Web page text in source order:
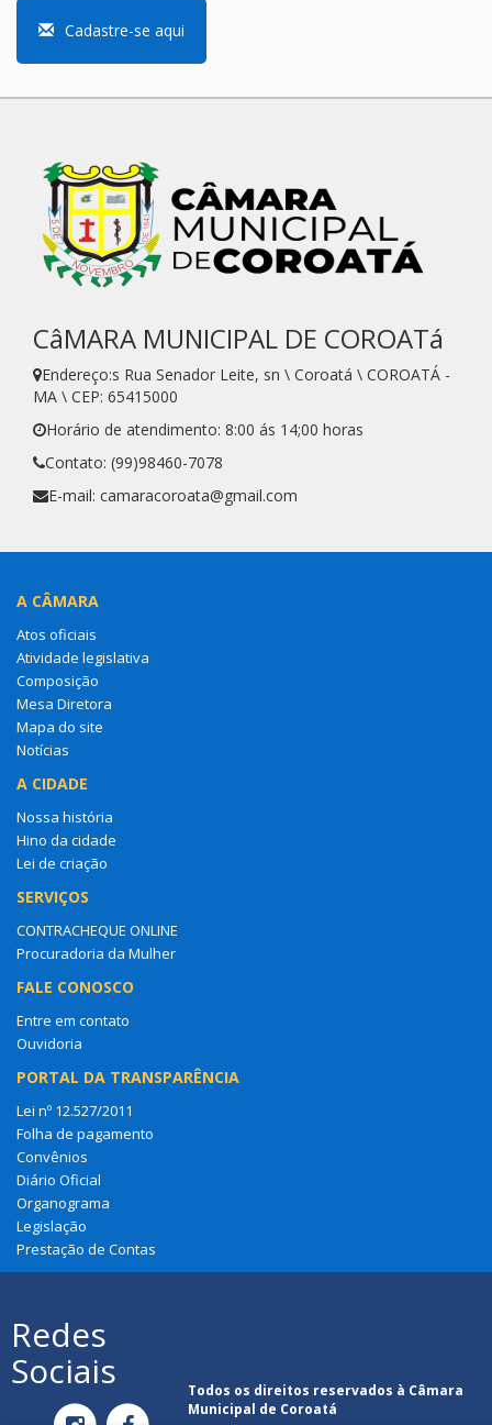
Cadastre-se aqui
CâMARA MUNICIPAL DE COROATá
Endereço:s Rua Senador Leite, sn \ Coroatá \ COROATÁ -
MA \ CEP: 65415000
Horário de atendimento: 8:00 ás 14;00 horas
Contato: (99)98460-7078
E-mail: camaracoroata@gmail.com
A CÂMARA
Atos oficiais
Atividade legislativa
Composição
Mesa Diretora
Mapa do site
Notícias
A CIDADE
Nossa história
Hino da cidade
Lei de criação
SERVIÇOS
CONTRACHEQUE ONLINE
Procuradoria da Mulher
FALE CONOSCO
Entre em contato
Ouvidoria
PORTAL DA TRANSPARÊNCIA
Lei nº 12.527/2011
Folha de pagamento
Convênios
Diário Oficial
Organograma
Legislação
Prestação de Contas
Redes
Sociais
Todos os direitos reservados à Câmara
Municipal de Coroatá